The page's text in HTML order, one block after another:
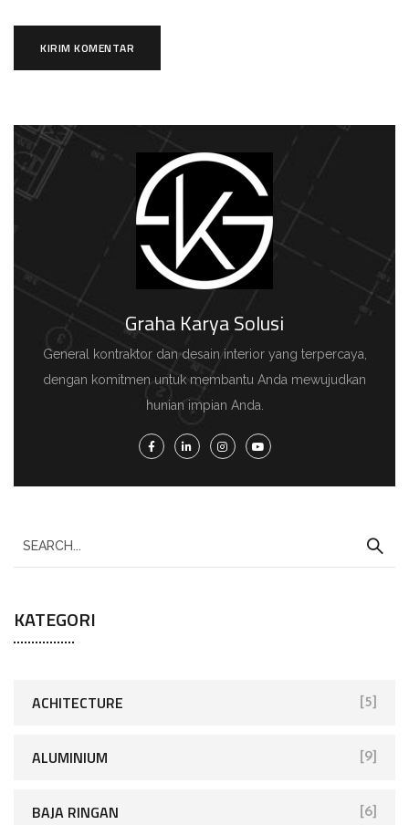
Graha Karya Solusi
General kontraktor dan desain interior yang terpercaya,
dengan komitmen untuk membantu Anda mewujudkan
hunian impian Anda.
KATEGORI
ACHITECTURE [5]
ALUMINIUM [9]
BAJA RINGAN [6]